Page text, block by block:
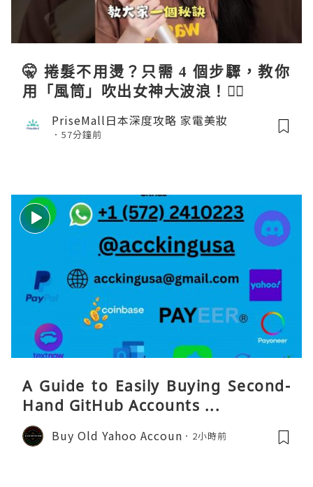
🤫 捲髮不用燙？只需 4 個步驟，教你
用「風筒」吹出女神大波浪！💇‍♀️
PriseMall日本深度攻略 家電美妝
57分鐘前
A Guide to Easily Buying Second-
Hand GitHub Accounts ...
Buy Old Yahoo Accoun 2小時前